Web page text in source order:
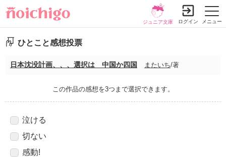
メニュー
ジュニア文庫 ログイン
ひとこと感想投票
日本沈没計画、、、選択は 中国か四国 またいち/著
この作品の感想を3つまで選択できます。
泣ける
切ない
感動!